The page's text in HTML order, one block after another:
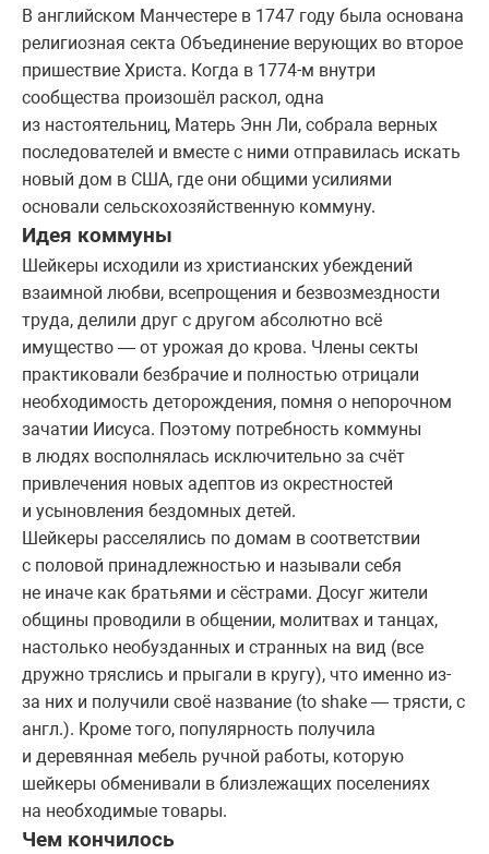
В английском Манчестере в 1747 году была основана
религиозная секта Объединение верующих во второе
пришествие Христа. Когда в 1774-м внутри
сообщества произошёл раскол, одна
из настоятельниц, Матерь Энн Ли, собрала верных
последователей и вместе с ними отправилась искать
новый дом в США, где они общими усилиями
основали сельскохозяйственную коммуну.
Идея коммуны
Шейкеры исходили из христианских убеждений
взаимной любви, всепрощения и безвозмездности
труда, делили друг с другом абсолютно всё
имущество — от урожая до крова. Члены секты
практиковали безбрачие и полностью отрицали
необходимость деторождения, помня о непорочном
зачатии Иисуса. Поэтому потребность коммуны
в людях восполнялась исключительно за счёт
привлечения новых адептов из окрестностей
и усыновления бездомных детей.
Шейкеры расселялись по домам в соответствии
с половой принадлежностью и называли себя
не иначе как братьями и сёстрами. Досуг жители
общины проводили в общении, молитвах и танцах,
настолько необузданных и странных на вид (все
дружно тряслись и прыгали в кругу), что именно из-
за них и получили своё название (to shake — трясти, с
англ.). Кроме того, популярность получила
и деревянная мебель ручной работы, которую
шейкеры обменивали в близлежащих поселениях
на необходимые товары.
Чем кончилось